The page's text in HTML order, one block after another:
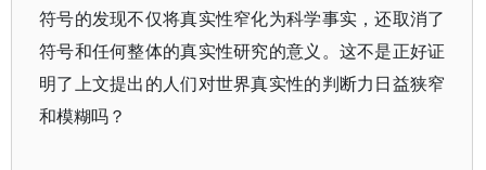
符号的发现不仅将真实性窄化为科学事实，还取消了
符号和任何整体的真实性研究的意义。这不是正好证
明了上文提出的人们对世界真实性的判断力日益狭窄
和模糊吗？